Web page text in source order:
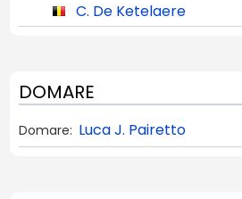
C. De Ketelaere
DOMARE
Domare: Luca J. Pairetto